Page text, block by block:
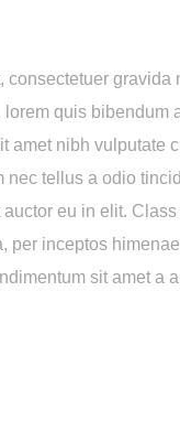
consectetuer
quis bibendum
amet nibh vulputate
nec tellus a odio
eu in elit.
per inceptos
sit amet a